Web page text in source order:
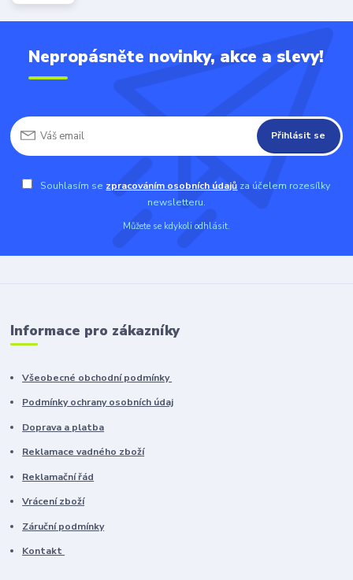
Nepropásněte novinky, akce a slevy!
Přihlásit se
Souhlasím se zpracováním osobních údajů za účelem rozesílky
newsletteru.
Můžete se kdykoli odhlásit.
Informace pro zákazníky
Všeobecné obchodní podmínky
Podmínky ochrany osobních údaj
Doprava a platba
Reklamace vadného zboží
Reklamační řád
Vrácení zboží
Záruční podmínky
Kontakt